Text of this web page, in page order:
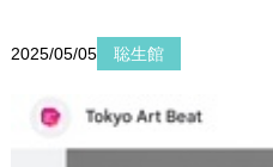
非受験の小学生への
中学1～2年生の
2025/05/05 聡生館